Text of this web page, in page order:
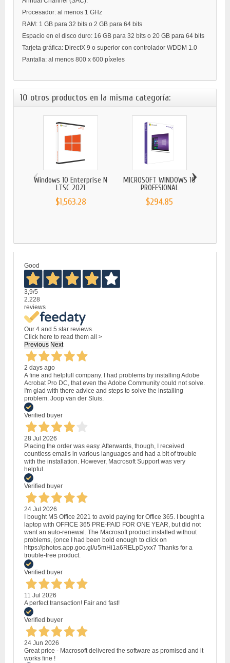
Procesador: al menos 1 GHz
RAM: 1 GB para 32 bits o 2 GB para 64 bits
Espacio en el disco duro: 16 GB para 32 bits o 20 GB para 64 bits
Tarjeta gráfica: DirectX 9 o superior con controlador WDDM 1.0
Pantalla: al menos 800 x 600 píxeles
10 otros productos en la misma categoría:
Windows 10 Enterprise N
LTSC 2021
$1,563.28
MICROSOFT WINDOWS 10
PROFESIONAL
$294.85
‹ ›
Good
3,9/5
2.228
reviews
Our 4 and 5 star reviews.
Click here to read them all >
Previous Next
2 days ago
A fine and helpfull company. I had problems by installing Adobe
Acrobat Pro DC, that even the Adobe Community could not solve.
I'm glad with there advice and steps to solve the installing
problem. Joop van der Sluis.
Verified buyer
28 Jul 2026
Placing the order was easy. Afterwards, though, I received
countless emails in various languages and had a bit of trouble
with the installation. However, Macrosoft Support was very
helpful.
Verified buyer
24 Jul 2026
I bought MS Office 2021 to avoid paying for Office 365. I bought a
laptop with OFFICE 365 PRE-PAID FOR ONE YEAR, but did not
want an auto-renewal. The Macrosoft product installed without
problems, (once I had been bold enough to click on
https://photos.app.goo.gl/u5mHi1a6RELpDyxx7 Thanks for a
trouble-free product.
Verified buyer
11 Jul 2026
A perfect transaction! Fair and fast!
Verified buyer
24 Jun 2026
Great price - Macrosoft delivered the software as promised and it
works fine !